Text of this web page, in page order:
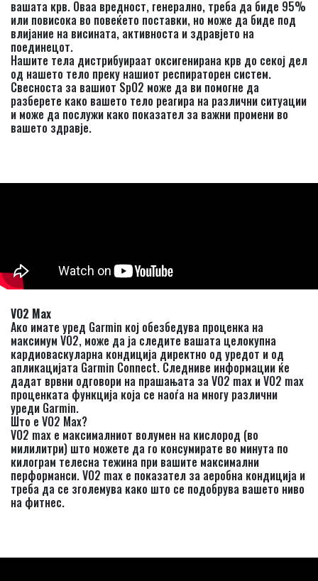
вашата крв. Оваа вредност, генерално, треба да биде 95%
или повисока во повеќето поставки, но може да биде под
влијание на висината, активноста и здравјето на
поединецот.
Нашите тела дистрибуираат оксигенирана крв до секој дел
од нашето тело преку нашиот респираторен систем.
Свесноста за вашиот SpO2 може да ви помогне да
разберете како вашето тело реагира на различни ситуации
и може да послужи како показател за важни промени во
вашето здравје.
VO2 Max
Ако имате уред Garmin кој обезбедува проценка на
максимум VO2, може да ја следите вашата целокупна
кардиоваскуларна кондиција директно од уредот и од
апликацијата Garmin Connect. Следниве информации ќе
дадат врвни одговори на прашањата за VO2 max и VO2 max
проценката функција која се наоѓа на многу различни
уреди Garmin.
Што е VO2 Max?
VO2 max е максималниот волумен на кислород (во
милилитри) што можете да го консумирате во минута по
килограм телесна тежина при вашите максимални
перформанси. VO2 max е показател за аеробна кондиција и
треба да се зголемува како што се подобрува вашето ниво
на фитнес.